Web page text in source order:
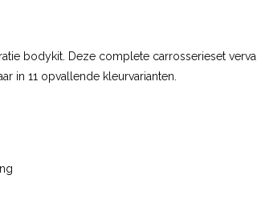
bodykit. Deze complete carrosserieset
in 11 opvallende kleurvarianten.